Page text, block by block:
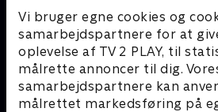
Vi bruger egne cookies og
samarbejdspartnere for at
oplevelse af TV 2 PLAY, til
målrette annoncer til dig.
samarbejdspartnere kan
målrettet markedsføring på